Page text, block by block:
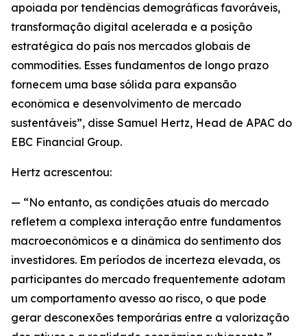
apoiada por tendências demográficas favoráveis,
transformação digital acelerada e a posição
estratégica do país nos mercados globais de
commodities. Esses fundamentos de longo prazo
fornecem uma base sólida para expansão
econômica e desenvolvimento de mercado
sustentáveis”, disse Samuel Hertz, Head de APAC do
EBC Financial Group.
Hertz acrescentou:
— “No entanto, as condições atuais do mercado
refletem a complexa interação entre fundamentos
macroeconômicos e a dinâmica do sentimento dos
investidores. Em períodos de incerteza elevada, os
participantes do mercado frequentemente adotam
um comportamento avesso ao risco, o que pode
gerar desconexões temporárias entre a valorização